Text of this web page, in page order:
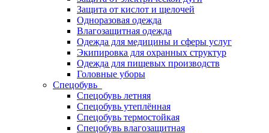
Защита от кислот и щелочей
Одноразовая одежда
Влагозащитная одежда
Одежда для медицины и сферы услуг
Экипировка для охранных структур
Одежда для пищевых производств
Головные уборы
Спецобувь
Спецобувь летняя
Спецобувь утеплённая
Спецобувь термостойкая
Спецобувь влагозащитная